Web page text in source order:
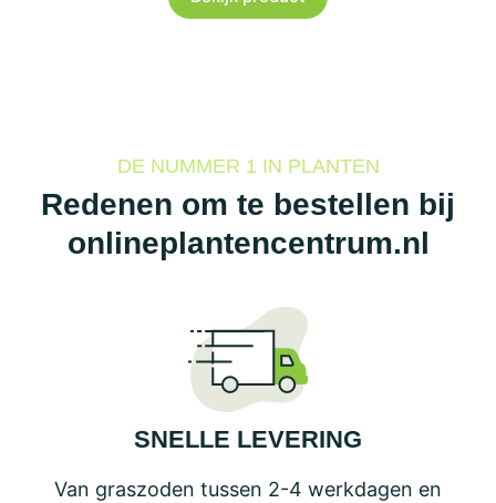
optie
kan
gekozen
DE NUMMER 1 IN PLANTEN
Redenen om te bestellen bij
onlineplantencentrum.nl
SNELLE LEVERING
Van graszoden tussen 2-4 werkdagen en